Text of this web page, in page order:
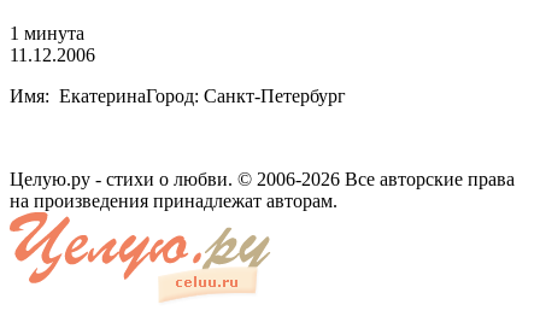
1 минута
11.12.2006
Имя: ЕкатеринаГород: Санкт-Петербург
Целую.ру - стихи о любви. © 2006-2026 Все авторские права
на произведения принадлежат авторам.